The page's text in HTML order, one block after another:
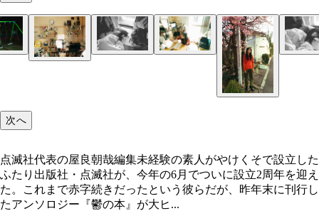
次へ
点滅社代表の屋良朝哉編集未経験の素人がやけくそで設立した
ふたり出版社・点滅社が、今年の6月でついに設立2周年を迎え
た。これまで赤字続きだったという彼らだが、昨年末に刊行し
たアンソロジー『鬱の本』が大ヒ...